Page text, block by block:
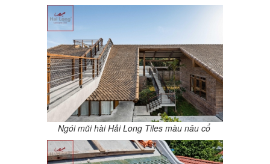
Ngói mũi hài Hải Long Tiles màu nâu cổ